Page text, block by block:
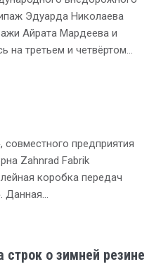
Эдуарда Николаева
Айрата Мардеева и
на третьем и четвёртом…
предприятия
Zahnrad Fabrik
коробка передач
Данная…
о зимней резине